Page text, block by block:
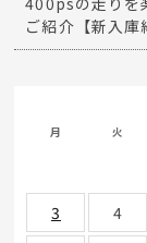
ご紹介【新入庫
月 火
3
4